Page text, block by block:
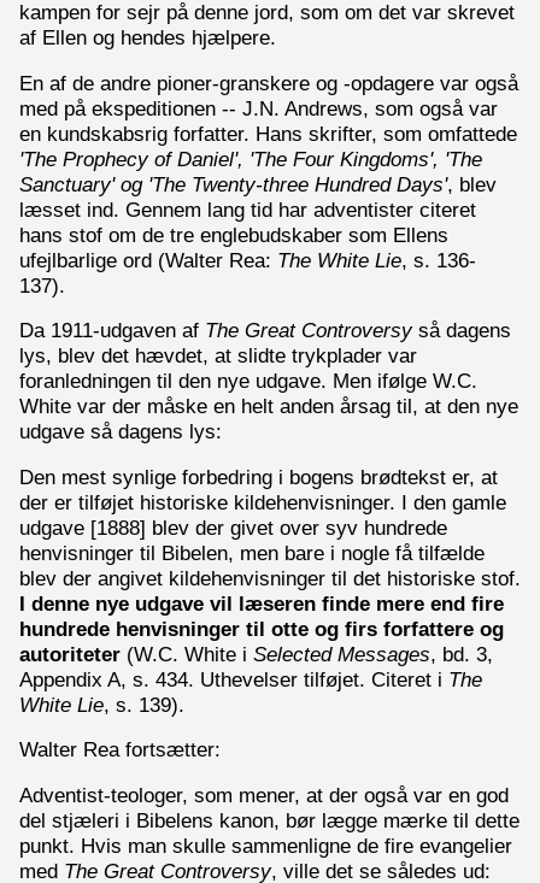
kampen for sejr på denne jord, som om det var skrevet
af Ellen og hendes hjælpere.
En af de andre pioner-granskere og -opdagere var også
med på ekspeditionen -- J.N. Andrews, som også var
en kundskabsrig forfatter. Hans skrifter, som omfattede
'The Prophecy of Daniel', 'The Four Kingdoms', 'The
Sanctuary' og 'The Twenty-three Hundred Days', blev
læsset ind. Gennem lang tid har adventister citeret
hans stof om de tre englebudskaber som Ellens
ufejlbarlige ord (Walter Rea: The White Lie, s. 136-
137).
Da 1911-udgaven af The Great Controversyså dagens
lys, blev det hævdet, at slidte trykplader var
foranledningen til den nye udgave. Men ifølge W.C.
White var der måske en helt anden årsag til, at den nye
udgave så dagens lys:
Den mest synlige forbedring i bogens brødtekst er, at
der er tilføjet historiske kildehenvisninger. I den gamle
udgave [1888] blev der givet over syv hundrede
henvisninger til Bibelen, men bare i nogle få tilfælde
blev der angivet kildehenvisninger til det historiske stof.
I denne nye udgave vil læseren finde mere end fire
hundrede henvisninger til otte og firs forfattere og
autoriteter (W.C. White i Selected Messages, bd. 3,
Appendix A, s. 434. Uthevelser tilføjet. Citeret i The
White Lie, s. 139).
Walter Rea fortsætter:
Adventist-teologer, som mener, at der også var en god
del stjæleri i Bibelens kanon, bør lægge mærke til dette
punkt. Hvis man skulle sammenligne de fire evangelier
med The Great Controversy, ville det se således ud: